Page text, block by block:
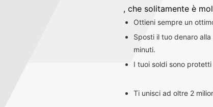
, che solitamente è
Ottieni sempre un
Sposti il tuo denaro
minuti.
I tuoi soldi sono
Ti unisci ad oltre 2